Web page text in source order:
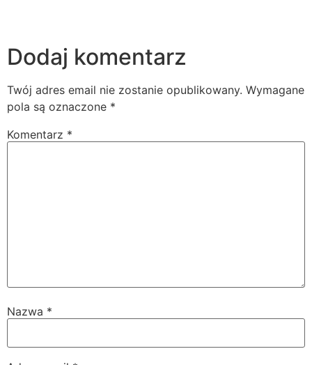
Dodaj komentarz
Twój adres email nie zostanie opublikowany. Wymagane
pola są oznaczone *
Komentarz *
Nazwa *